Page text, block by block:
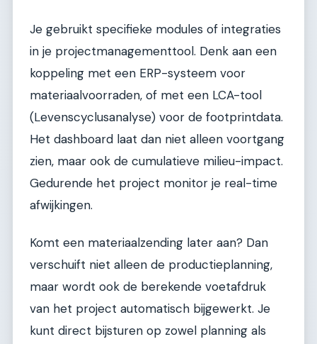
Je gebruikt specifieke modules of integraties
in je projectmanagementtool. Denk aan een
koppeling met een ERP-systeem voor
materiaalvoorraden, of met een LCA-tool
(Levenscyclusanalyse) voor de footprintdata.
Het dashboard laat dan niet alleen voortgang
zien, maar ook de cumulatieve milieu-impact.
Gedurende het project monitor je real-time
afwijkingen.
Komt een materiaalzending later aan? Dan
verschuift niet alleen de productieplanning,
maar wordt ook de berekende voetafdruk
van het project automatisch bijgewerkt. Je
kunt direct bijsturen op zowel planning als